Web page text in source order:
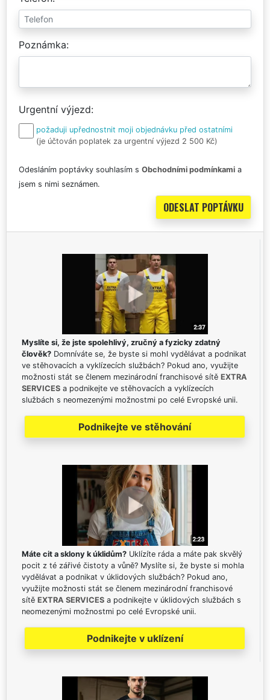
Poznámka
Urgentní výjezd
požaduji upřednostnit moji objednávku před ostatními
(je účtován poplatek za urgentní výjezd 2 500 Kč)
Odesláním poptávky souhlasím s Obchodními podmínkami a
jsem s nimi seznámen.
Myslíte si, že jste spolehlivý, zručný a fyzicky zdatný
člověk? Domníváte se, že byste si mohl vydělávat a podnikat
ve stěhovacích a vyklízecích službách? Pokud ano, využijte
možnosti stát se členem mezinárodní franchisové sítě EXTRA
SERVICES a podnikejte ve stěhovacích a vyklízecích
službách s neomezenými možnostmi po celé Evropské unii.
Podnikejte ve stěhování
Máte cit a sklony k úklidům? Uklízíte ráda a máte pak skvělý
pocit z té zářivé čistoty a vůně? Myslíte si, že byste si mohla
vydělávat a podnikat v úklidových službách? Pokud ano,
využijte možnosti stát se členem mezinárodní franchisové
sítě EXTRA SERVICES a podnikejte v úklidových službách s
neomezenými možnostmi po celé Evropské unii.
Podnikejte v uklízení